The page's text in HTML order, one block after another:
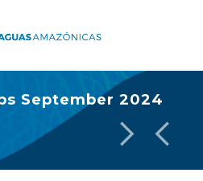
September 2024